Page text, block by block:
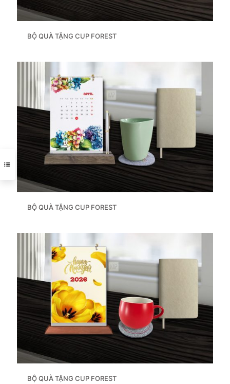
BỘ QUÀ TẶNG CUP FOREST
BỘ QUÀ TẶNG CUP FOREST
BỘ QUÀ TẶNG CUP FOREST